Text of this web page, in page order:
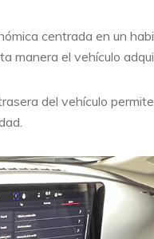
centrada en un
manera el vehículo
del vehículo